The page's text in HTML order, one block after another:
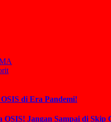
di Era Pandemi!
Jangan Sampai di Skip